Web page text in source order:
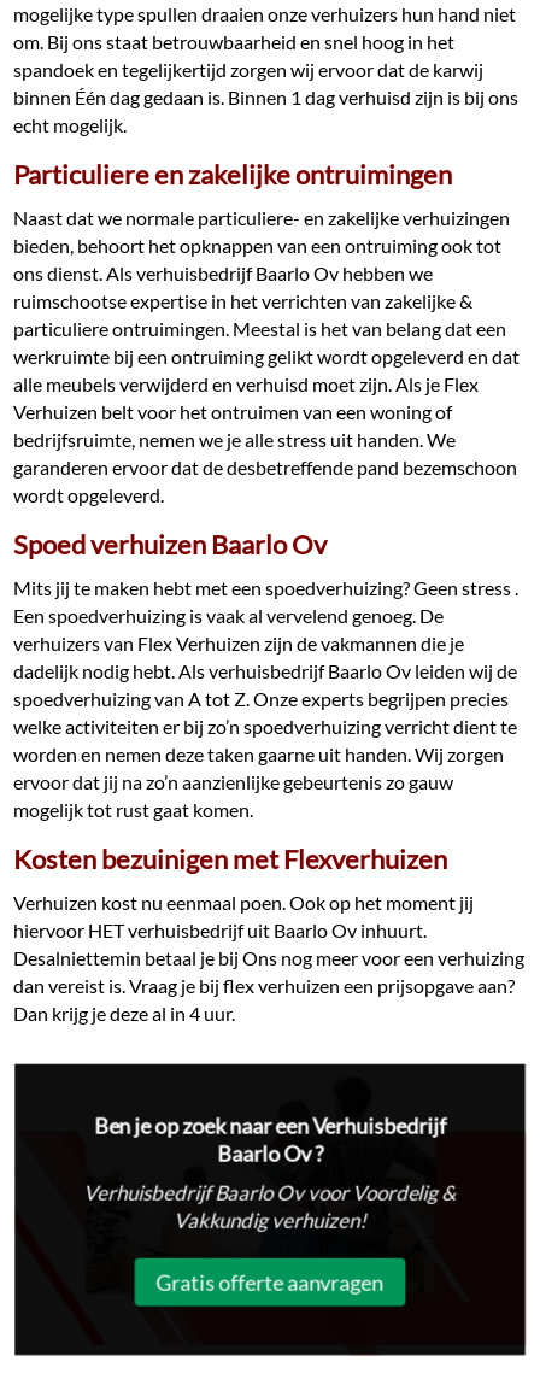
mogelijke type spullen draaien onze verhuizers hun hand niet
om. Bij ons staat betrouwbaarheid en snel hoog in het
spandoek en tegelijkertijd zorgen wij ervoor dat de karwij
binnen Één dag gedaan is. Binnen 1 dag verhuisd zijn is bij ons
echt mogelijk.
Particuliere en zakelijke ontruimingen
Naast dat we normale particuliere- en zakelijke verhuizingen
bieden, behoort het opknappen van een ontruiming ook tot
ons dienst. Als verhuisbedrijf Baarlo Ov hebben we
ruimschootse expertise in het verrichten van zakelijke &
particuliere ontruimingen. Meestal is het van belang dat een
werkruimte bij een ontruiming gelikt wordt opgeleverd en dat
alle meubels verwijderd en verhuisd moet zijn. Als je Flex
Verhuizen belt voor het ontruimen van een woning of
bedrijfsruimte, nemen we je alle stress uit handen. We
garanderen ervoor dat de desbetreffende pand bezemschoon
wordt opgeleverd.
Spoed verhuizen Baarlo Ov
Mits jij te maken hebt met een spoedverhuizing? Geen stress .
Een spoedverhuizing is vaak al vervelend genoeg. De
verhuizers van Flex Verhuizen zijn de vakmannen die je
dadelijk nodig hebt. Als verhuisbedrijf Baarlo Ov leiden wij de
spoedverhuizing van A tot Z. Onze experts begrijpen precies
welke activiteiten er bij zo’n spoedverhuizing verricht dient te
worden en nemen deze taken gaarne uit handen. Wij zorgen
ervoor dat jij na zo’n aanzienlijke gebeurtenis zo gauw
mogelijk tot rust gaat komen.
Kosten bezuinigen met Flexverhuizen
Verhuizen kost nu eenmaal poen. Ook op het moment jij
hiervoor HET verhuisbedrijf uit Baarlo Ov inhuurt.
Desalniettemin betaal je bij Ons nog meer voor een verhuizing
dan vereist is. Vraag je bij flex verhuizen een prijsopgave aan?
Dan krijg je deze al in 4 uur.
Ben je op zoek naar een Verhuisbedrijf
Baarlo Ov ?
Verhuisbedrijf Baarlo Ov voor Voordelig &
Vakkundig verhuizen!
Gratis offerte aanvragen